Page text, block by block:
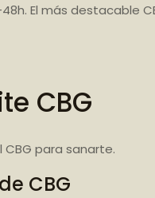
El más destacable
CBG
para sanarte.
CBG